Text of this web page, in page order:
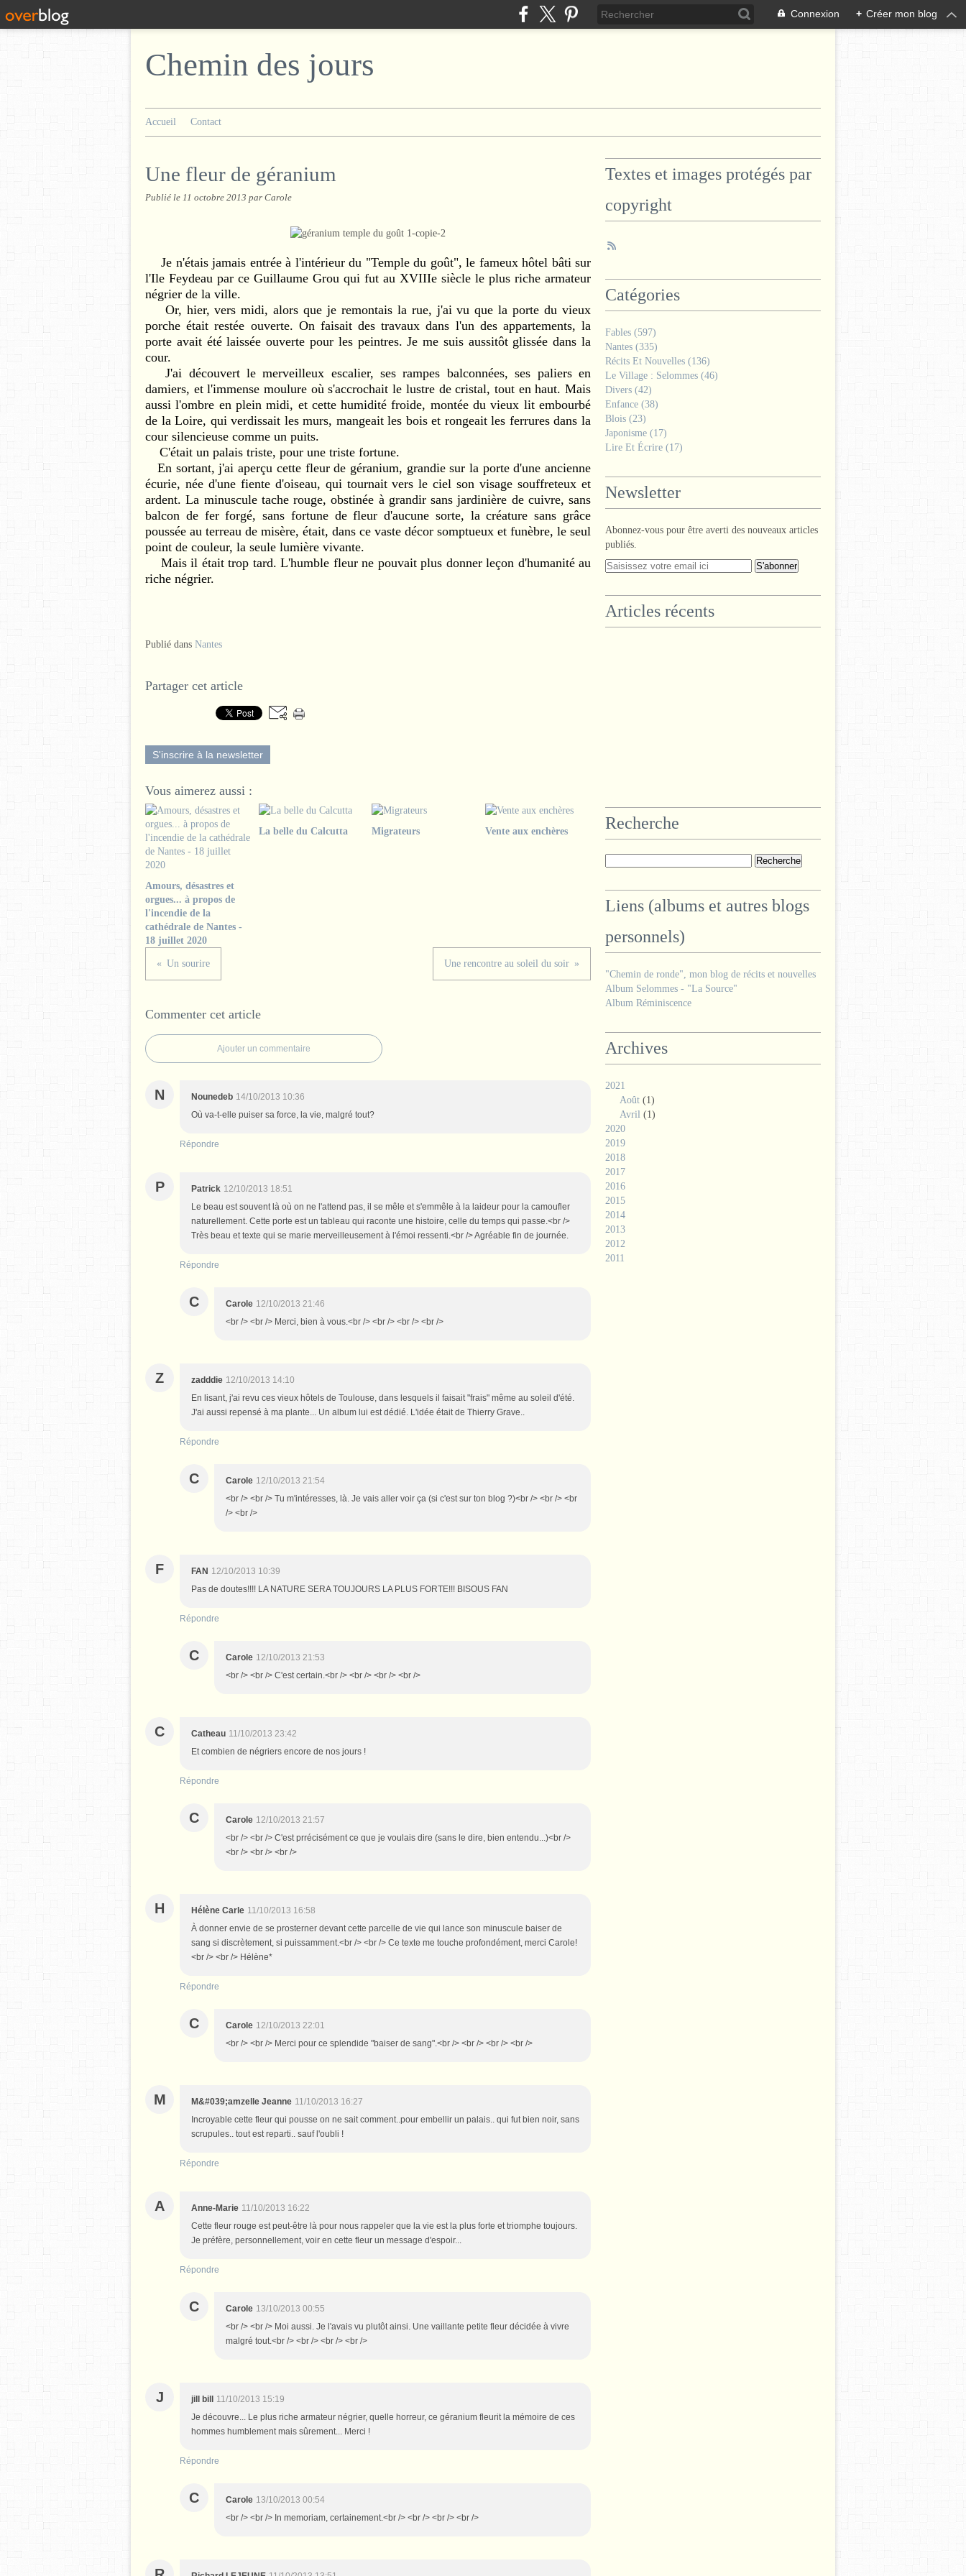
Connexion + Créer mon blog
Chemin des jours
Accueil Contact
Une fleur de géranium
Publié le 11 octobre 2013 par Carole
Je n'étais jamais entrée à l'intérieur du "Temple du goût", le fameux hôtel bâti sur
l'Ile Feydeau par ce Guillaume Grou qui fut au XVIIIe siècle le plus riche armateur
négrier de la ville.
Or, hier, vers midi, alors que je remontais la rue, j'ai vu que la porte du vieux
porche était restée ouverte. On faisait des travaux dans l'un des appartements, la
porte avait été laissée ouverte pour les peintres. Je me suis aussitôt glissée dans la
cour.
J'ai découvert le merveilleux escalier, ses rampes balconnées, ses paliers en
damiers, et l'immense moulure où s'accrochait le lustre de cristal, tout en haut. Mais
aussi l'ombre en plein midi, et cette humidité froide, montée du vieux lit embourbé
de la Loire, qui verdissait les murs, mangeait les bois et rongeait les ferrures dans la
cour silencieuse comme un puits.
C'était un palais triste, pour une triste fortune.
En sortant, j'ai aperçu cette fleur de géranium, grandie sur la porte d'une ancienne
écurie, née d'une fiente d'oiseau, qui tournait vers le ciel son visage souffreteux et
ardent. La minuscule tache rouge, obstinée à grandir sans jardinière de cuivre, sans
balcon de fer forgé, sans fortune de fleur d'aucune sorte, la créature sans grâce
poussée au terreau de misère, était, dans ce vaste décor somptueux et funèbre, le seul
point de couleur, la seule lumière vivante.
Mais il était trop tard. L'humble fleur ne pouvait plus donner leçon d'humanité au
riche négrier.
Publié dans Nantes
Partager cet article
S'inscrire à la newsletter
Vous aimerez aussi :
Amours, désastres et
orgues... à propos de
l'incendie de la
cathédrale de Nantes -
18 juillet 2020
La belle du Calcutta Migrateurs Vente aux enchères
Un sourire Une rencontre au soleil du soir
Commenter cet article
Ajouter un commentaire
N Nounedeb 14/10/2013 10:36
Où va-t-elle puiser sa force, la vie, malgré tout?
Répondre
P Patrick 12/10/2013 18:51
Le beau est souvent là où on ne l'attend pas, il se mêle et s'emmêle à la laideur pour la camoufler
naturellement. Cette porte est un tableau qui raconte une histoire, celle du temps qui passe.<br />
Très beau et texte qui se marie merveilleusement à l'émoi ressenti.<br /> Agréable fin de journée.
Répondre
C Carole 12/10/2013 21:46
<br /> <br /> Merci, bien à vous.<br /> <br /> <br /> <br />
Z zadddie 12/10/2013 14:10
En lisant, j'ai revu ces vieux hôtels de Toulouse, dans lesquels il faisait "frais" même au soleil d'été.
J'ai aussi repensé à ma plante... Un album lui est dédié. L'idée était de Thierry Grave..
Répondre
C Carole 12/10/2013 21:54
<br /> <br /> Tu m'intéresses, là. Je vais aller voir ça (si c'est sur ton blog ?)<br /> <br /> <br
/> <br />
F FAN 12/10/2013 10:39
Pas de doutes!!!! LA NATURE SERA TOUJOURS LA PLUS FORTE!!! BISOUS FAN
Répondre
C Carole 12/10/2013 21:53
<br /> <br /> C'est certain.<br /> <br /> <br /> <br />
C Catheau 11/10/2013 23:42
Et combien de négriers encore de nos jours !
Répondre
C Carole 12/10/2013 21:57
<br /> <br /> C'est prrécisément ce que je voulais dire (sans le dire, bien entendu...)<br />
<br /> <br /> <br />
H Hélène Carle 11/10/2013 16:58
À donner envie de se prosterner devant cette parcelle de vie qui lance son minuscule baiser de
sang si discrètement, si puissamment.<br /> <br /> Ce texte me touche profondément, merci Carole!
<br /> <br /> Hélène*
Répondre
C Carole 12/10/2013 22:01
<br /> <br /> Merci pour ce splendide "baiser de sang".<br /> <br /> <br /> <br />
M M&#039;amzelle Jeanne 11/10/2013 16:27
Incroyable cette fleur qui pousse on ne sait comment..pour embellir un palais.. qui fut bien noir, sans
scrupules.. tout est reparti.. sauf l'oubli !
Répondre
A Anne-Marie 11/10/2013 16:22
Cette fleur rouge est peut-être là pour nous rappeler que la vie est la plus forte et triomphe toujours.
Je préfère, personnellement, voir en cette fleur un message d'espoir...
Répondre
C Carole 13/10/2013 00:55
<br /> <br /> Moi aussi. Je l'avais vu plutôt ainsi. Une vaillante petite fleur décidée à vivre
malgré tout.<br /> <br /> <br /> <br />
J jill bill
11/10/2013 15:19
Je découvre... Le plus riche armateur négrier, quelle horreur, ce géranium fleurit la mémoire de ces
hommes humblement mais sûrement... Merci !
Répondre
C Carole 13/10/2013 00:54
<br /> <br /> In memoriam, certainement.<br /> <br /> <br /> <br />
Textes et images protégés par
copyright
Catégories
Fables (597)
Nantes (335)
Récits Et Nouvelles (136)
Le Village : Selommes (46)
Divers (42)
Enfance (38)
Blois (23)
Japonisme (17)
Lire Et Écrire (17)
Newsletter
Abonnez-vous pour être averti des nouveaux articles
publiés.
Articles récents
Recherche
Liens (albums et autres blogs
personnels)
"Chemin de ronde", mon blog de récits et nouvelles
Album Selommes - "La Source"
Album Réminiscence
Archives
2021
Août (1)
Avril (1)
2020
2019
2018
2017
2016
2015
2014
2013
2012
2011